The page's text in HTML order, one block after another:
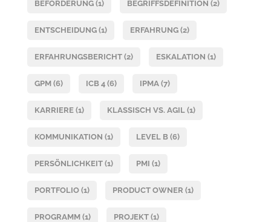
BEFÖRDERUNG (1) BEGRIFFSDEFINITION (2)
ENTSCHEIDUNG (1) ERFAHRUNG (2)
ERFAHRUNGSBERICHT (2) ESKALATION (1)
GPM (6) ICB 4 (6) IPMA (7)
KARRIERE (1) KLASSISCH VS. AGIL (1)
KOMMUNIKATION (1) LEVEL B (6)
PERSÖNLICHKEIT (1) PMI (1)
PORTFOLIO (1) PRODUCT OWNER (1)
PROGRAMM (1) PROJEKT (1)